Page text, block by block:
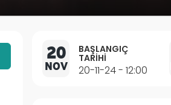
20
NOV
BAŞLANGIÇ
TARIHI
20-11-24 - 12:00